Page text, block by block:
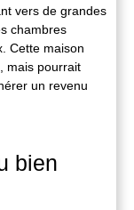
vers de grandes
chambres
Cette maison
mais pourrait
un revenu
bien